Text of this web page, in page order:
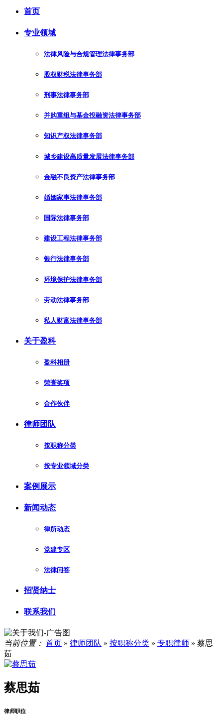
首页
专业领域
法律风险与合规管理法律事务部
股权财税法律事务部
刑事法律事务部
并购重组与基金投融资法律事务部
知识产权法律事务部
城乡建设高质量发展法律事务部
金融不良资产法律事务部
婚姻家事法律事务部
国际法律事务部
建设工程法律事务部
银行法律事务部
环境保护法律事务部
劳动法律事务部
私人财富法律事务部
关于盈科
盈科相册
荣誉奖项
合作伙伴
律师团队
按职称分类
按专业领域分类
案例展示
新闻动态
律所动态
党建专区
法律问答
招贤纳士
联系我们
当前位置： 首页 » 律师团队 » 按职称分类 » 专职律师 » 蔡思
茹
蔡思茹
律师职位